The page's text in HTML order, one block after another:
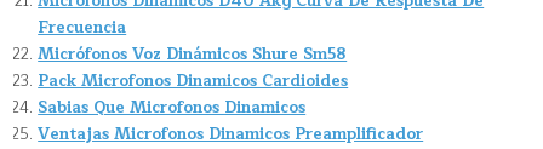
Frecuencia
Micrófonos Voz Dinámicos Shure Sm58
Pack Microfonos Dinamicos Cardioides
Sabias Que Microfonos Dinamicos
Ventajas Microfonos Dinamicos Preamplificador